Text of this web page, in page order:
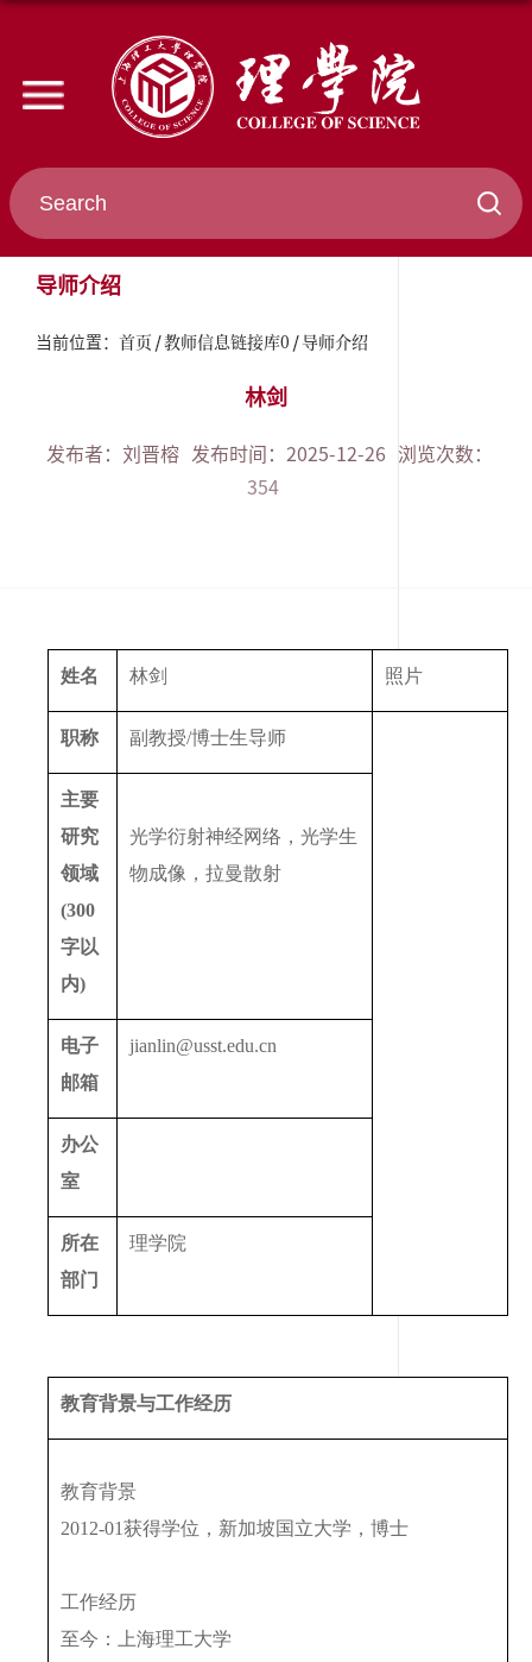
导师介绍
当前位置： 首页 教师信息链接库0 导师介绍
林剑
发布者：刘晋榕 发布时间：2025-12-26
浏览次数：
354
姓名 林剑 照片
职称 副教授/博士生导师
主要
研究
领域
(300
字以
内)
光学衍射神经网络，光学生
物成像，拉曼散射
电子
邮箱
jianlin@usst.edu.cn
办公
室
所在
部门
理学院
教育背景与工作经历
教育背景
2012-01获得学位，新加坡国立大学，博士
工作经历
至今：上海理工大学